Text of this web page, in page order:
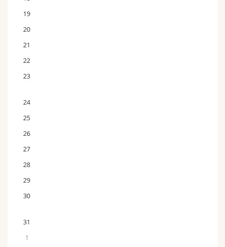
19
20
21
22
23
24
25
26
27
28
29
30
31
1